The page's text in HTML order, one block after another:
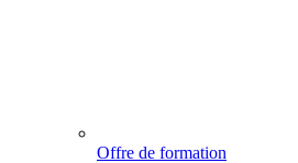
Offre de formation